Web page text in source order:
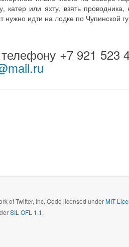
катер или яхту, взять
идти на лодке по Чупинской
+7 921 523
of Twitter, Inc. Code licensed underMIT
SIL OFL 1.1.